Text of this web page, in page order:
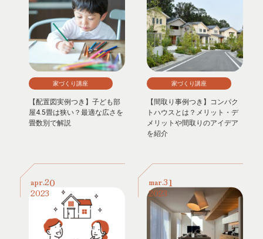
家づくり講座
【配置図実例つき】子ども部
屋4.5畳は狭い？最適な広さを
畳数別で解説
家づくり講座
【間取り事例つき】コンパク
トハウスとは？メリット・デ
メリットや間取りのアイデア
を紹介
apr. 20
2023
mar. 31
2023